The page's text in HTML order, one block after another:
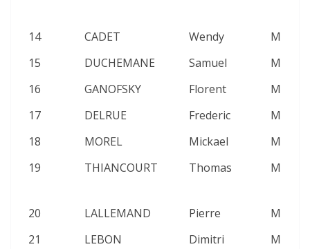
14 CADET Wendy M
15
DUCHEMANE Samuel M
16
GANOFSKY Florent M
17
DELRUE Frederic M
18
MOREL Mickael M
19
THIANCOURT Thomas M
20 LALLEMAND Pierre M
21
LEBON Dimitri M